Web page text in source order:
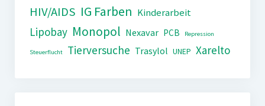
HIV/AIDS IG Farben Kinderarbeit
Lipobay Monopol Nexavar PCB Repression
Steuerflucht Tierversuche Trasylol UNEP Xarelto